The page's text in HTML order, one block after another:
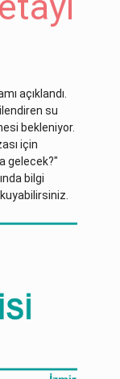
açıklandı.
su
bekleniyor.
için
gelecek?"
bilgi